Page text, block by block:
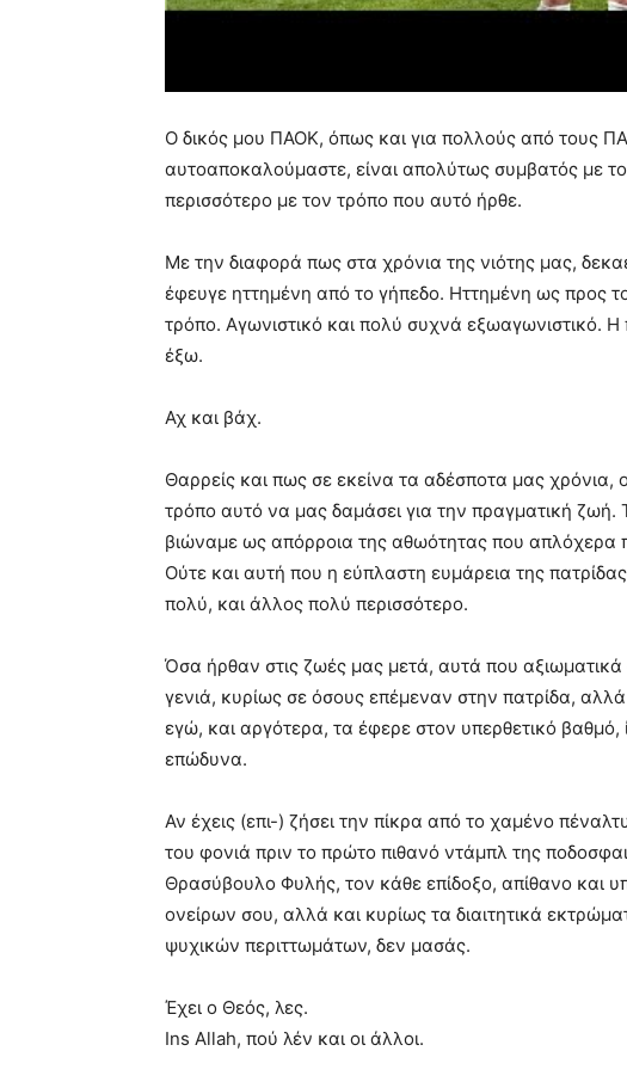
Ο δικός μου ΠΑΟΚ, όπως και για πολλούς από τους
αυτοαποκαλούμαστε, είναι απολύτως συμβατός με
περισσότερο με τον τρόπο που αυτό ήρθε.
Με την διαφορά πως στα χρόνια της νιότης μας,
έφευγε ηττημένη από το γήπεδο. Ηττημένη ως προς
τρόπο. Αγωνιστικό και πολύ συχνά εξωαγωνιστικό.
έξω.
Αχ και βάχ.
Θαρρείς και πως σε εκείνα τα αδέσποτα μας χρόνια,
τρόπο αυτό να μας δαμάσει για την πραγματική
βιώναμε ως απόρροια της αθωότητας που απλόχερα
Ούτε και αυτή που η εύπλαστη ευμάρεια της
πολύ, και άλλος πολύ περισσότερο.
Όσα ήρθαν στις ζωές μας μετά, αυτά που
γενιά, κυρίως σε όσους επέμεναν στην πατρίδα,
εγώ, και αργότερα, τα έφερε στον υπερθετικό βαθμό,
επώδυνα.
Αν έχεις (επι-) ζήσει την πίκρα από το χαμένο
του φονιά πριν το πρώτο πιθανό ντάμπλ της
Θρασύβουλο Φυλής, τον κάθε επίδοξο, απίθανο και
ονείρων σου, αλλά και κυρίως τα διαιτητικά
ψυχικών περιττωμάτων, δεν μασάς.
Έχει ο Θεός, λες.
Ins Allah, πού λέν και οι άλλοι.